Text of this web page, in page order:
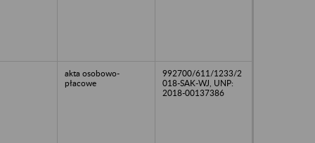
akta osobowo-
płacowe
992700/611/1233/2
018-SAK-WJ, UNP:
2018-00137386